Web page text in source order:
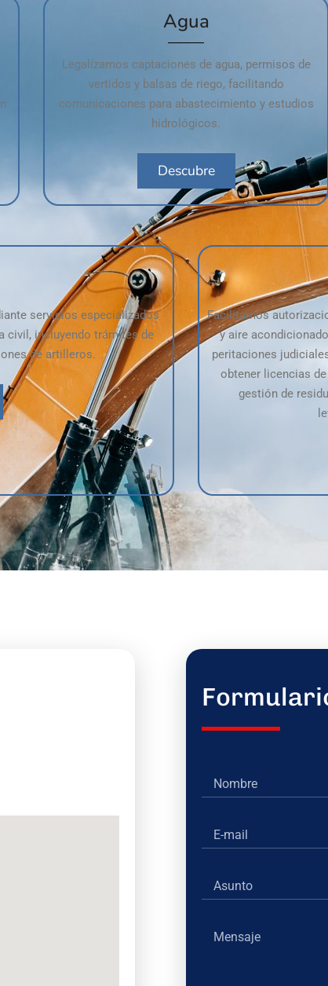
Agua
Legalizamos captaciones de agua, permisos de
vertidos y balsas de riego, facilitando
comunicaciones para abastecimiento y estudios
hidrológicos.
Descubre
servicios especializados
civil, incluyendo trámites de
de artilleros.
Facilitamos
y aire
peritaciones
obtener licencias
gestión de